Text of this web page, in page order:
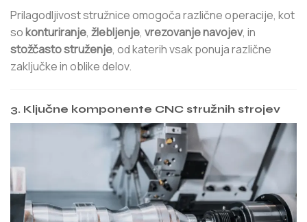
Prilagodljivost stružnice omogoča različne operacije, kot
sokonturiranje, žlebljenje, vrezovanje navojev, in
stožčasto struženje, od katerih vsak ponuja različne
zaključke in oblike delov.
3. Ključne komponente CNC stružnih strojev